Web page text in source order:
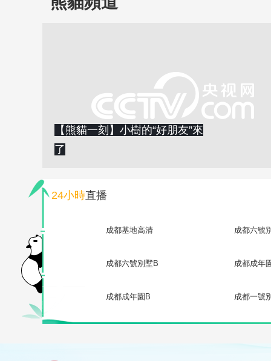
【熊貓一刻】小樹的“好朋友”來
了
24小時直播
成都基地高清 成都六號
成都六號別墅B 成都成年
成都成年園B 成都一號